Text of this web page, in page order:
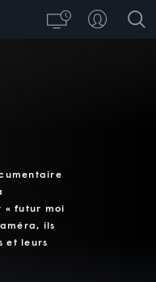
« futur moi
ils
et leurs